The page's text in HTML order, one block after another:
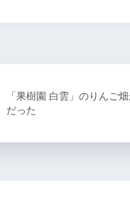
「果樹園 白雲」のりんご
だった